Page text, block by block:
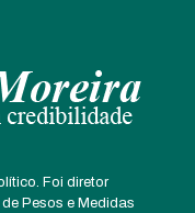
Foi diretor
Pesos e Medidas